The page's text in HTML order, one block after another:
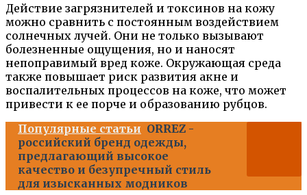
Действие загрязнителей и токсинов на кожу
можно сравнить с постоянным воздействием
солнечных лучей. Они не только вызывают
болезненные ощущения, но и наносят
непоправимый вред коже. Окружающая среда
также повышает риск развития акне и
воспалительных процессов на коже, что может
привести к ее порче и образованию рубцов.
Популярные статьи ORREZ -
российский бренд одежды,
предлагающий высокое
качество и безупречный стиль
для изысканных модников